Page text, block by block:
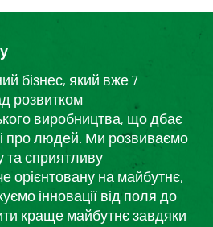
бізнес, який вже 7
розвитком
виробництва, що дбає
і про людей. Ми розвиваємо
та сприятливу
орієнтовану на майбутнє,
інновації від поля до
краще майбутнє завдяки